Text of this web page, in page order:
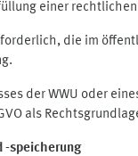
einer
die im
der WWU oder
als
-speicherung